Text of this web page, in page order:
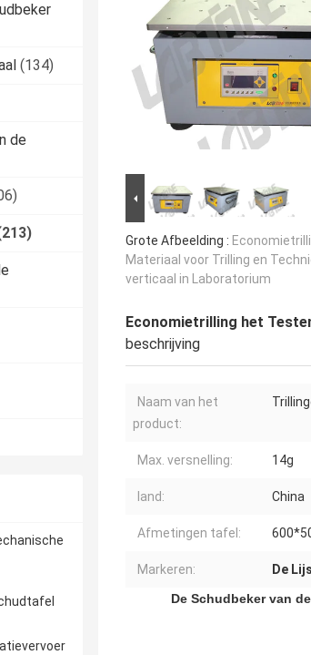
(134)
de
Grote Afbeelding :
Materiaal voor Trilling en
verticaal in Laboratorium
Economietrilling het
beschrijving
Naam van het
product:
Max. versnelling: 14g
land: China
Afmetingen tafel:
Markeren: De
De Schudbeker van